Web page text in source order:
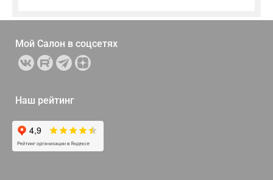
Мой Салон в соцсетях
Наш рейтинг